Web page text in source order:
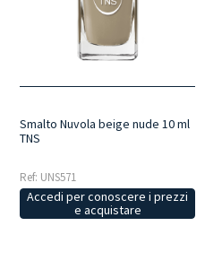
Smalto Nuvola beige nude 10 ml
TNS
Ref: UNS571
Accedi per conoscere i prezzi
e acquistare